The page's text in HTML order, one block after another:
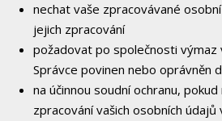
nechat vaše zpracovávané
jejich zpracování
požadovat po společnosti výmaz
Správce povinen nebo oprávněn
na účinnou soudní ochranu,
zpracování vašich osobních